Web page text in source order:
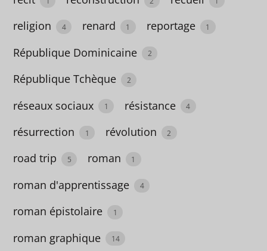
biographie
33
Birmanie
boisson
1
Brésil
religion 4 renard 1 reportage 1
République Dominicaine 2
République Tchèque 2
réseaux sociaux 1 résistance 4
résurrection 1 révolution 2
road trip 5 roman 1
roman d'apprentissage 4
roman épistolaire 1
roman graphique 14